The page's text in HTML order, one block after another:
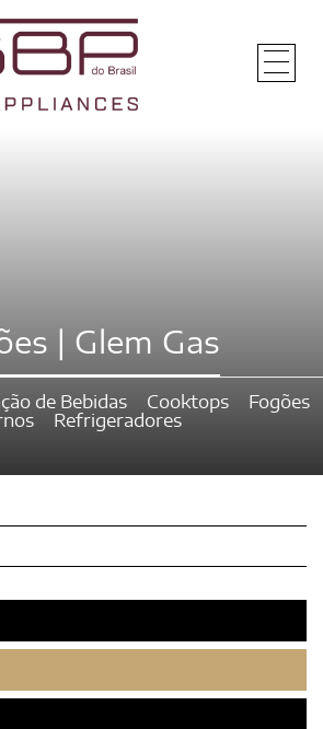
| Glem Gas
de Bebidas Cooktops
Fogões
Refrigeradores